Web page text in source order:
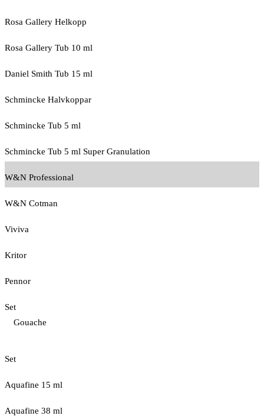
Rosa Gallery Helkopp
Rosa Gallery Tub 10 ml
Daniel Smith Tub 15 ml
Schmincke Halvkoppar
Schmincke Tub 5 ml
Schmincke Tub 5 ml Super Granulation
W&N Professional
W&N Cotman
Viviva
Kritor
Pennor
Set
Gouache
Set
Aquafine 15 ml
Aquafine 38 ml